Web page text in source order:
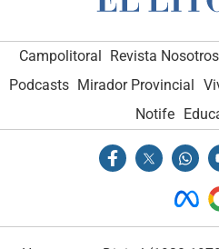
Campolitoral Revista Nosotros
Podcasts Mirador Provincial
Notife